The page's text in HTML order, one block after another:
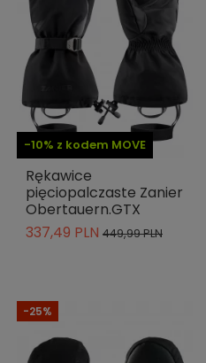
-10% z kodem MOVE
Rękawice
pięciopalczaste Zanier
Obertauern.GTX
337,49 PLN 449,99 PLN
-25%